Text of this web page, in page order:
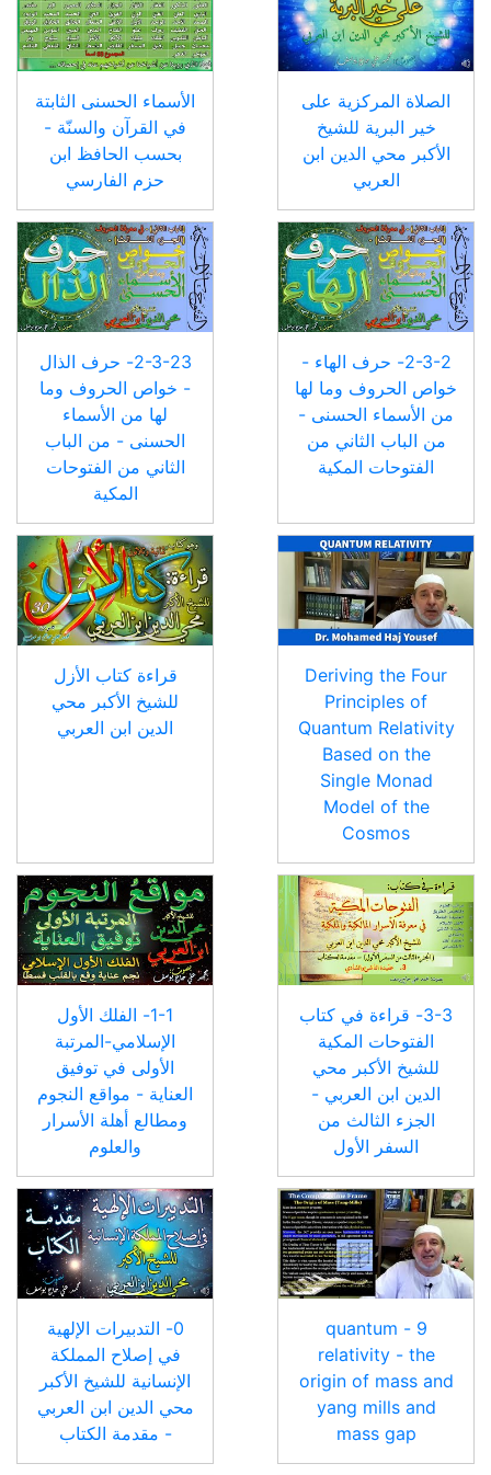
الصلاة المركزية على
خير البرية للشيخ
الأكبر محي الدين ابن
العربي
الأسماء الحسنى الثابتة
في القرآن والسنّة -
بحسب الحافظ ابن
حزم الفارسي
2-3-2- حرف الهاء -
خواص الحروف وما لها
من الأسماء الحسنى -
من الباب الثاني من
الفتوحات المكية
2-3-23- حرف الذال
- خواص الحروف وما
لها من الأسماء
الحسنى - من الباب
الثاني من الفتوحات
المكية
Deriving the Four
Principles of
Quantum Relativity
Based on the
Single Monad
Model of the
Cosmos
قراءة كتاب الأزل
للشيخ الأكبر محي
الدين ابن العربي
3-3- قراءة في كتاب
الفتوحات المكية
للشيخ الأكبر محي
الدين ابن العربي -
الجزء الثالث من
السفر الأول
1-1- الفلك الأول
الإسلامي-المرتبة
الأولى في توفيق
العناية - مواقع النجوم
ومطالع أهلة الأسرار
والعلوم
9 - quantum
relativity - the
origin of mass and
yang mills and
mass gap
0- التدبيرات الإلهية
في إصلاح المملكة
الإنسانية للشيخ الأكبر
محي الدين ابن العربي
- مقدمة الكتاب